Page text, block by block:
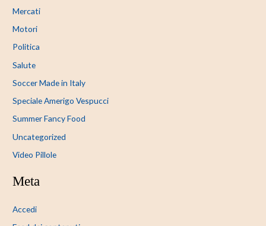
Mercati
Motori
Politica
Salute
Soccer Made in Italy
Speciale Amerigo Vespucci
Summer Fancy Food
Uncategorized
Video Pillole
Meta
Accedi